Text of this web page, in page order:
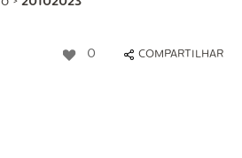
0 COMPARTILHAR